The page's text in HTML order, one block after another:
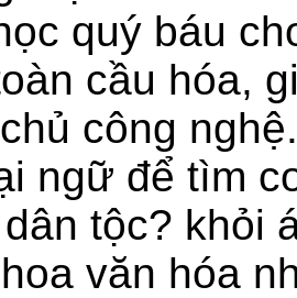
quý báu
cầu hóa,
công nghệ
ngữ để tìm
tộc? khỏi
văn hóa